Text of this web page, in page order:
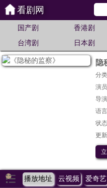
看剧网
国产剧 香港剧
台湾剧
日本剧
隐
分
演
导
语言
状
更
播放地址 云视频 爱奇艺